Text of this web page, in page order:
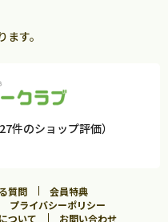
す。
件のショップ評価）
質問
会員特典
プライバシーポリシー
ついて お問い合わせ